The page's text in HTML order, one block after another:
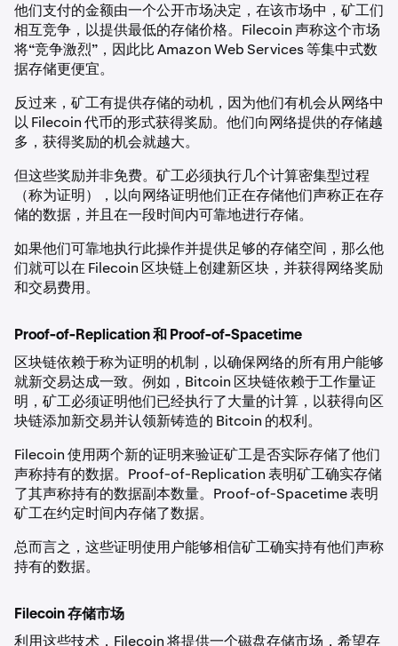
他们支付的金额由一个公开市场决定，在该市场中，矿工们
相互竞争，以提供最低的存储价格。Filecoin 声称这个市场
将“竞争激烈”，因此比 Amazon Web Services 等集中式数
据存储更便宜。
反过来，矿工有提供存储的动机，因为他们有机会从网络中
以 Filecoin 代币的形式获得奖励。他们向网络提供的存储越
多，获得奖励的机会就越大。
但这些奖励并非免费。矿工必须执行几个计算密集型过程
（称为证明），以向网络证明他们正在存储他们声称正在存
储的数据，并且在一段时间内可靠地进行存储。
如果他们可靠地执行此操作并提供足够的存储空间，那么他
们就可以在 Filecoin 区块链上创建新区块，并获得网络奖励
和交易费用。
Proof-of-Replication 和 Proof-of-Spacetime
区块链依赖于称为证明的机制，以确保网络的所有用户能够
就新交易达成一致。例如，Bitcoin 区块链依赖于工作量证
明，矿工必须证明他们已经执行了大量的计算，以获得向区
块链添加新交易并认领新铸造的 Bitcoin 的权利。
Filecoin 使用两个新的证明来验证矿工是否实际存储了他们
声称持有的数据。Proof-of-Replication 表明矿工确实存储
了其声称持有的数据副本数量。Proof-of-Spacetime 表明
矿工在约定时间内存储了数据。
总而言之，这些证明使用户能够相信矿工确实持有他们声称
持有的数据。
Filecoin 存储市场
利用这些技术，Filecoin 将提供一个磁盘存储市场，希望存